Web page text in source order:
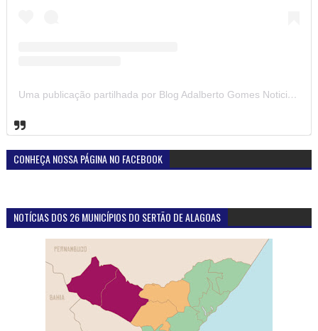
Uma publicação partilhada por Blog Adalberto Gomes Noticias (@blogadalbertogomesnoticiass)
CONHEÇA NOSSA PÁGINA NO FACEBOOK
NOTÍCIAS DOS 26 MUNICÍPIOS DO SERTÃO DE ALAGOAS